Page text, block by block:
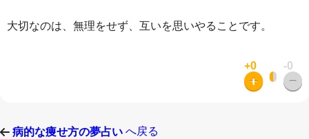
大切なのは、無理をせず、互いを思いやることです。
+0 -0
病的な痩せ方の夢占い へ戻る